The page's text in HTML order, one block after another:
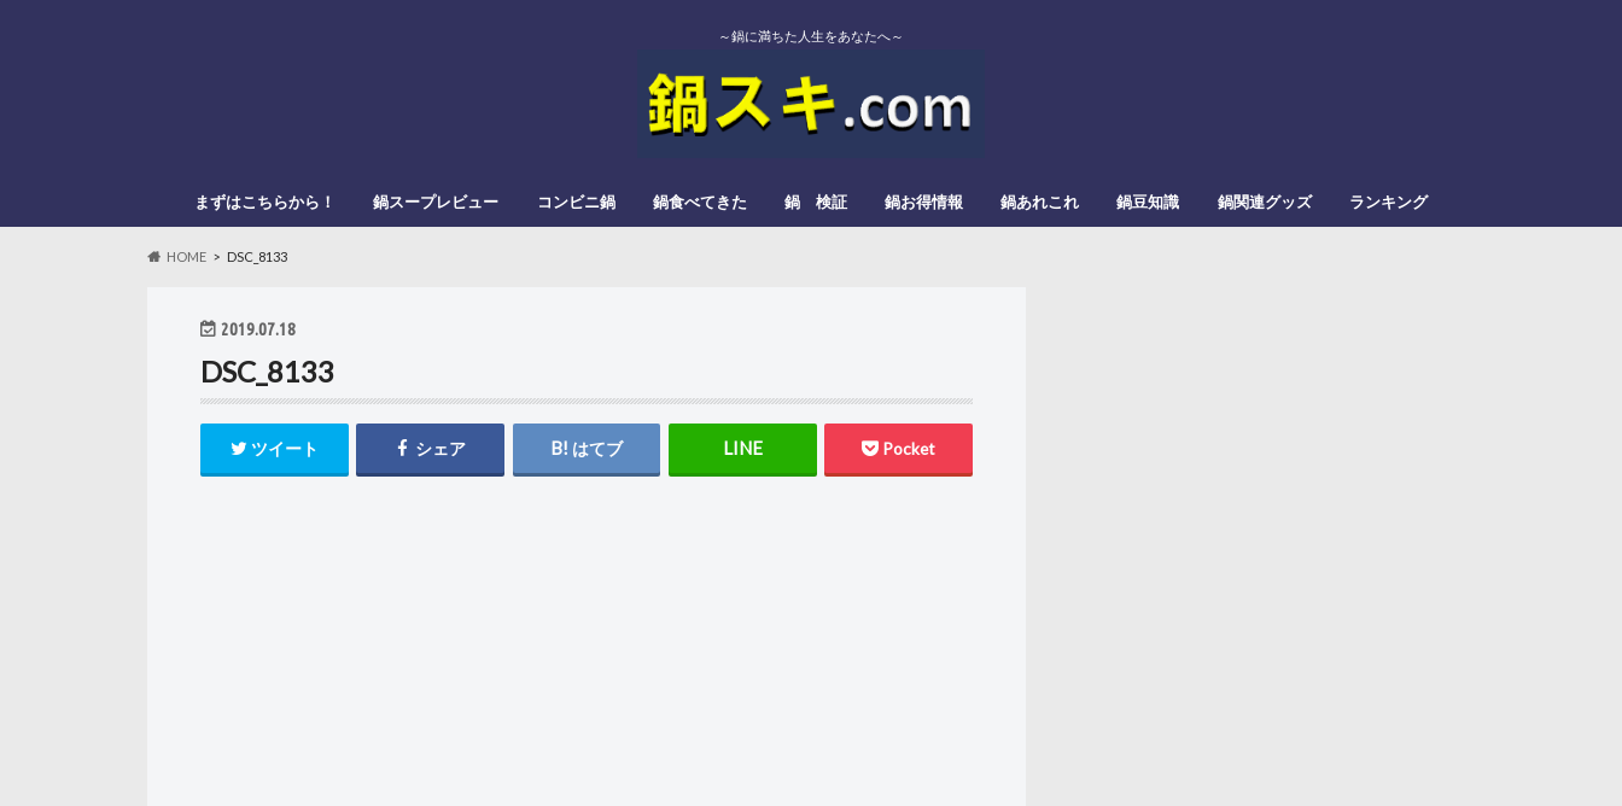
～鍋に満ちた人生をあなたへ～
まずはこちらから！ 鍋スープレビュー コンビニ鍋 鍋食べてきた 鍋 検証 鍋お得情報 鍋あれこれ 鍋豆知識 鍋関連グッズ ランキング
HOME DSC_8133
2019.07.18
DSC_8133
ツイート シェア はてブ Pocket